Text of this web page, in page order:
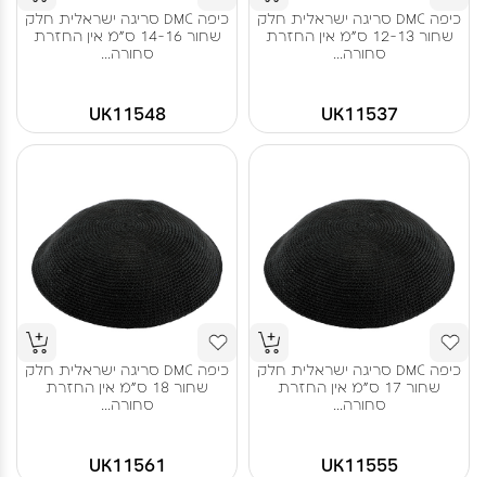
כיפה DMC סריגה ישראלית חלק
שחור 12-13 ס"מ אין החזרת
סחורה...
UK11537
כיפה DMC סריגה ישראלית חלק
שחור 14-16 ס"מ אין החזרת
סחורה...
UK11548
כיפה DMC סריגה ישראלית חלק
שחור 17 ס"מ אין החזרת
סחורה...
UK11555
כיפה DMC סריגה ישראלית חלק
שחור 18 ס"מ אין החזרת
סחורה...
UK11561